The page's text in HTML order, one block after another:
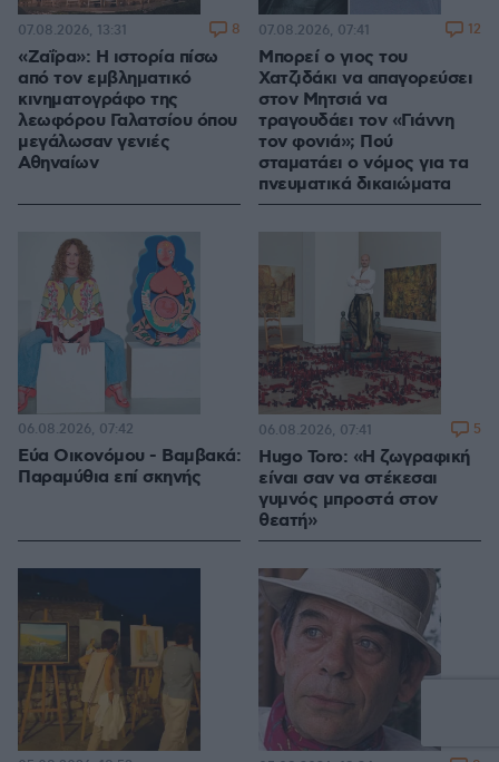
«Ζαΐρα»: Η ιστορία πίσω
από τον εμβληματικό
κινηματογράφο της
λεωφόρου Γαλατσίου όπου
μεγάλωσαν γενιές
Αθηναίων
07.08.2026, 13:31 8
Μπορεί ο γιος του
Χατζιδάκι να απαγορεύσει
στον Μητσιά να
τραγουδάει τον «Γιάννη
τον φονιά»; Πού
σταματάει ο νόμος για τα
πνευματικά δικαιώματα
07.08.2026, 07:41 12
Εύα Οικονόμου - Βαμβακά:
Παραμύθια επί σκηνής
06.08.2026, 07:42
Hugo Toro: «Η ζωγραφική
είναι σαν να στέκεσαι
γυμνός μπροστά στον
θεατή»
06.08.2026, 07:41 5